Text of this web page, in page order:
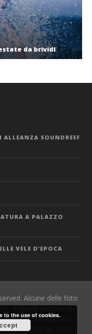
da brividi
SOUNDREEF
A PALAZZO
VELE D’EPOCA
Alcune delle foto
e quindi valutate di
Manuel Romano |
ROC nr. 17677.
to the use of cookies.